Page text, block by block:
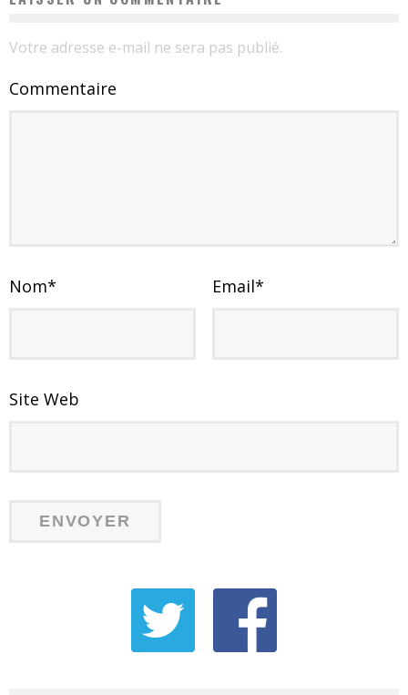
Votre adresse e-mail ne sera pas publié.
Commentaire
Nom* Email*
Site Web